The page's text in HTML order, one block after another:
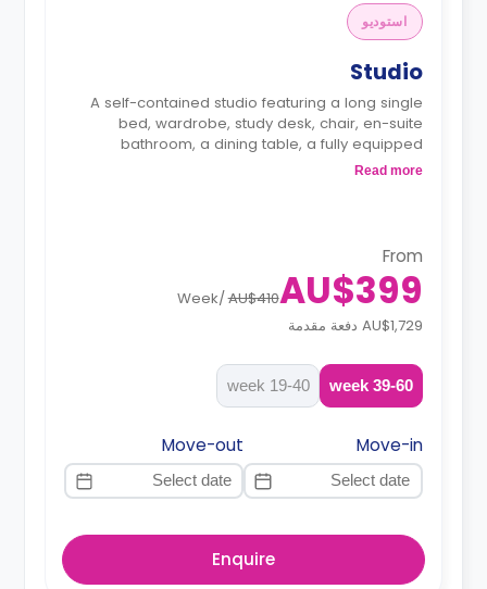
استوديو
Studio
A self-contained studio featuring a long single
bed, wardrobe, study desk, chair, en-suite
bathroom, a dining table, a fully equipped
kitchenette, 2 seater sofa, 1 seater sofa chair and
Read more
From
AU$399
AU$410
/
Week
AU$1,729 دفعة مقدمة
39-60 week
19-40 week
Move-in
Move-out
Enquire